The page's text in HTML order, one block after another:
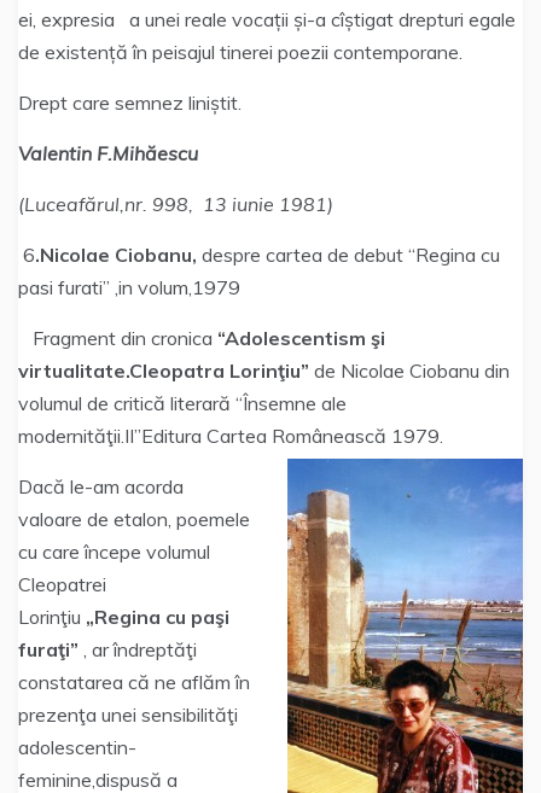
ei, expresia a unei reale vocații și-a cîștigat drepturi egale
de existență în peisajul tinerei poezii contemporane.
Drept care semnez liniștit.
Valentin F.Mihăescu
(Luceafărul,nr. 998, 13 iunie 1981)
6.Nicolae Ciobanu, despre cartea de debut “Regina cu
pasi furati” ,in volum,1979
Fragment din cronica “Adolescentism şi
virtualitate.Cleopatra Lorinţiu” de Nicolae Ciobanu din
volumul de critică literară “Însemne ale
modernităţii.II”Editura Cartea Românească 1979.
Dacă le-am acorda
valoare de etalon, poemele
cu care începe volumul
Cleopatrei
Lorinţiu „Regina cu paşi
furaţi” , ar îndreptăţi
constatarea că ne aflăm în
prezenţa unei sensibilităţi
adolescentin-
feminine,dispusă a